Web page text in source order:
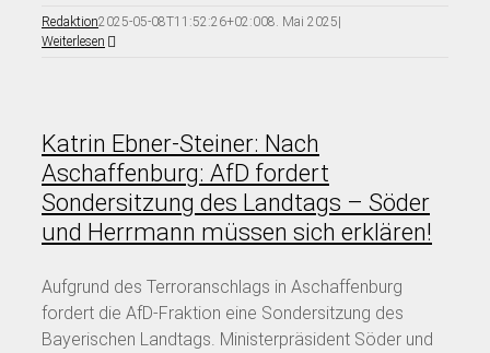
Redaktion2025-05-08T11:52:26+02:008. Mai 2025|
Weiterlesen
Katrin Ebner-Steiner: Nach
Aschaffenburg: AfD fordert
Sondersitzung des Landtags – Söder
und Herrmann müssen sich erklären!
Aufgrund des Terroranschlags in Aschaffenburg
fordert die AfD-Fraktion eine Sondersitzung des
Bayerischen Landtags. Ministerpräsident Söder und